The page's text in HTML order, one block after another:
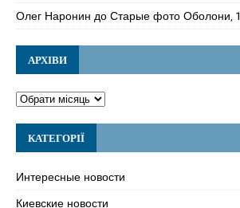
Олег Наронин доСтарые фото Оболони,
АРХІВИ
КАТЕГОРІЇ
Интересные новости
Киевские новости